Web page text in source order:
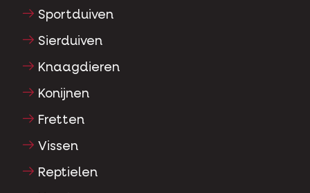
Sportduiven
Sierduiven
Knaagdieren
Konijnen
Fretten
Vissen
Reptielen